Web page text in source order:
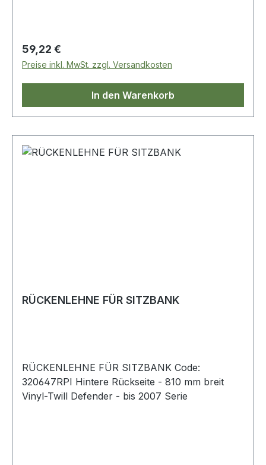
Regulärer Preis:
59,22 €
Preise inkl. MwSt. zzgl. Versandkosten
In den Warenkorb
RÜCKENLEHNE FÜR SITZBANK
RÜCKENLEHNE FÜR SITZBANK Code:
320647RPI Hintere Rückseite - 810 mm breit
Vinyl-Twill Defender - bis 2007 Serie